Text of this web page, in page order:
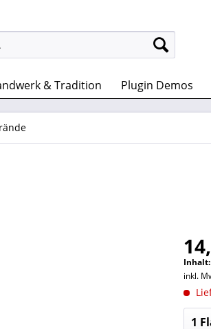
& Tradition Plugin Demos
inkl.